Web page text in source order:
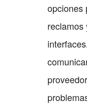
opciones
reclamos